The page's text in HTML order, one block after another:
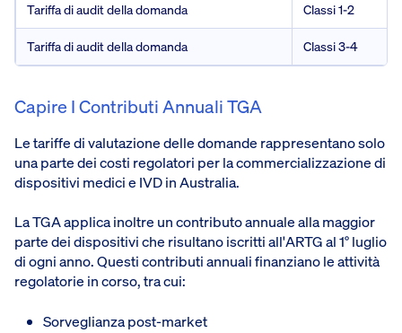
Tariffa di audit della domanda Classi 1-2
Tariffa di audit della domanda Classi 3-4
Capire I Contributi Annuali TGA
Le tariffe di valutazione delle domande rappresentano solo
una parte dei costi regolatori per la commercializzazione di
dispositivi medici e IVD in Australia.
La TGA applica inoltre un contributo annuale alla maggior
parte dei dispositivi che risultano iscritti all'ARTG al 1° luglio
di ogni anno. Questi contributi annuali finanziano le attività
regolatorie in corso, tra cui:
Sorveglianza post-market